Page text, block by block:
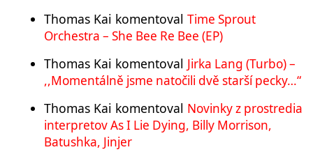
Thomas Kai komentoval Time Sprout
Orchestra – She Bee Re Bee (EP)
Thomas Kai komentoval Jirka Lang (Turbo) –
,,Momentálně jsme natočili dvě starší pecky…“
Thomas Kai komentoval Novinky z prostredia
interpretov As I Lie Dying, Billy Morrison,
Batushka, Jinjer